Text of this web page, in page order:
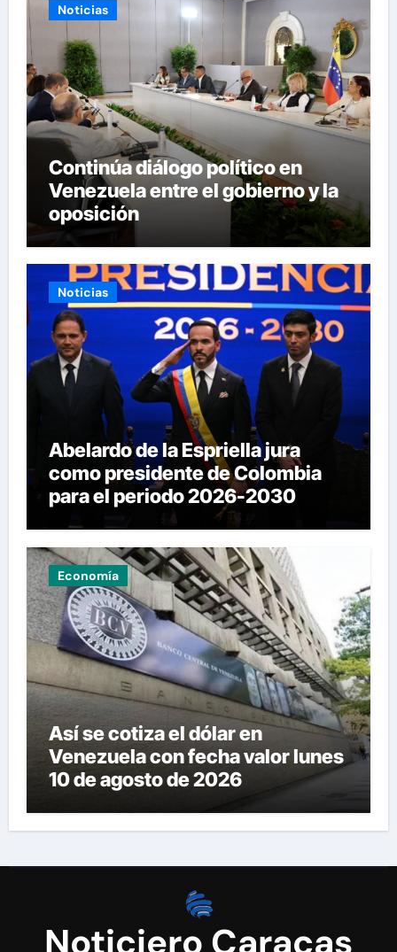
Noticias
Continúa diálogo político en
Venezuela entre el gobierno y la
oposición
Noticias
Abelardo de la Espriella jura
como presidente de Colombia
para el periodo 2026-2030
Economía
Así se cotiza el dólar en
Venezuela con fecha valor lunes
10 de agosto de 2026
Noticiero Caracas